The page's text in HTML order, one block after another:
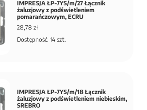
IMPRESJA ŁP-7YS/m/27 Łącznik
żaluzjowy z podświetleniem
pomarańczowym, ECRU
28,78 zł
Dostępność: 14 szt.
IMPRESJA ŁP-7YS/m/18 Łącznik
żaluzjowy z podświetleniem niebieskim,
SREBRO